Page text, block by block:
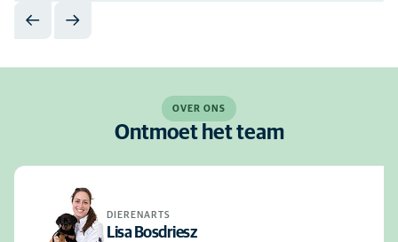
OVER ONS
Ontmoet het team
DIERENARTS
Lisa Bosdriesz